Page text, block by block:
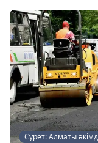
Сурет: Алматы